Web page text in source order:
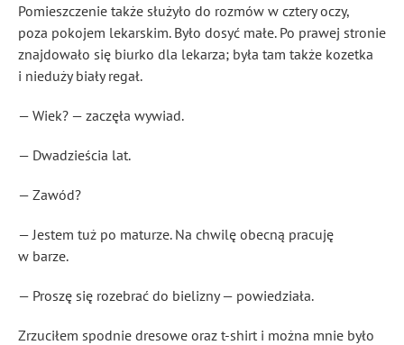
Pomieszczenie także służyło do rozmów w cztery oczy,
poza pokojem lekarskim. Było dosyć małe. Po prawej stronie
znajdowało się biurko dla lekarza; była tam także kozetka
i nieduży biały regał.
— Wiek? — zaczęła wywiad.
— Dwadzieścia lat.
— Zawód?
— Jestem tuż po maturze. Na chwilę obecną pracuję
w barze.
— Proszę się rozebrać do bielizny — powiedziała.
Zrzuciłem spodnie dresowe oraz t-shirt i można mnie było